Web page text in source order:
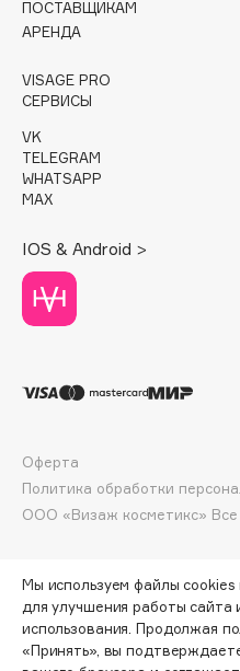
d'Alba
DABO
DARLING*
Darphin
Davines
Deonica
Dior
Divage
Dolce & Gabbana
Dorco
Dr.Althea
ПОСТАВЩИКАМ
АРЕНДА
VISAGE PRO
СЕРВИСЫ
VK
TELEGRAM
WHATSAPP
MAX
IOS & Android >
ООО «Визаж косметикс»
Оферта
Политика обработки
Мы используем файлы cookies
для улучшения работы сайта
использования. Продолжая
«Принять», вы